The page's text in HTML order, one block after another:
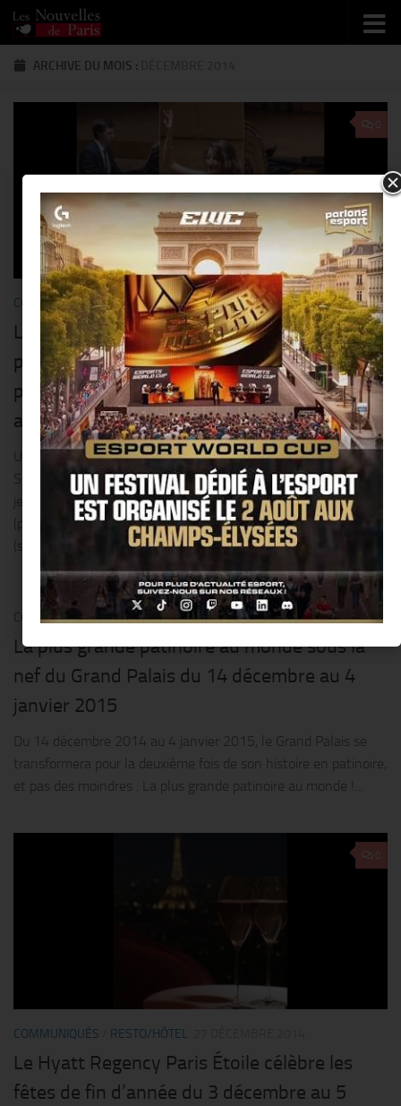
Skip to content
ARCHIVE DU MOIS :
COMMUNIQUÉS/MUSIQUE 27 DÉCEMBRE 2014
Les portées de l’espoir : Un concert classique
pour soutenir la recherche sur la sclérose en
plaques le 21 janvier à la mairie du 3eme
arrondissement de Paris
Un très beau programme classique avec des pièces de Bellini,
Schumann, Schubert, Renié, Pergolesi… interprétées par 3
jeunes artistes au talent reconnu : Alexandre Kukonin
(pianiste) Cécile Monsinjon (harpiste) et Candice Trojman
(soprano). Face...
COMMUNIQUÉS/SORTIR 27 DÉCEMBRE 2014
La plus grande patinoire au monde sous la
nef du Grand Palais du 14 décembre au 4
janvier 2015
Du 14 décembre 2014 au 4 janvier 2015, le Grand Palais se
transformera pour la deuxième fois de son histoire en patinoire,
et pas des moindres : La plus grande patinoire au monde !...
COMMUNIQUÉS RESTO/HÔTEL
Le Hyatt Regency Paris Étoile célèbre les
fêtes de fin d’année du 3 décembre au 5